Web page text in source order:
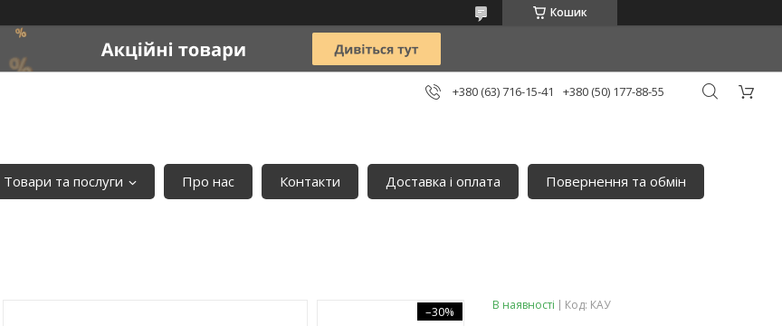
Кошик
+380 (63) 716-15-41 +380 (50) 177-88-55
Товари та послуги Про нас Контакти Доставка і оплата Повернення та обмін
–30% В наявності Код: КАУ